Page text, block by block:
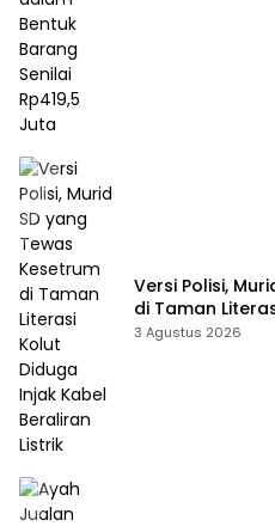
Versi Polisi,
di Taman
Beraliran Listrik
3 Agustus 2026